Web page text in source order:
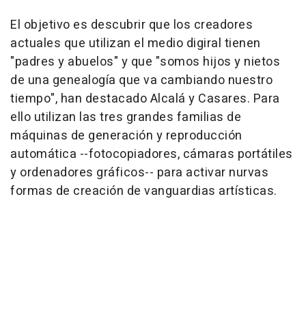
El objetivo es descubrir que los creadores
actuales que utilizan el medio digiral tienen
"padres y abuelos" y que "somos hijos y nietos
de una genealogía que va cambiando nuestro
tiempo", han destacado Alcalá y Casares. Para
ello utilizan las tres grandes familias de
máquinas de generación y reproducción
automática --fotocopiadores, cámaras portátiles
y ordenadores gráficos-- para activar nurvas
formas de creación de vanguardias artísticas.